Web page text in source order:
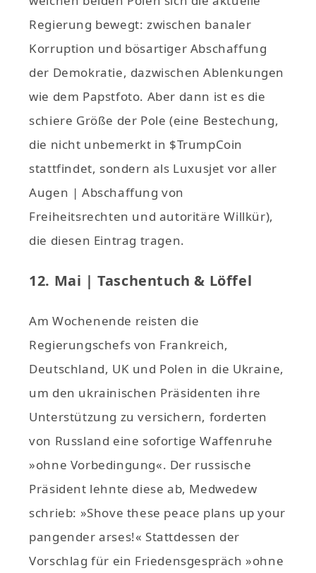
Regierung bewegt: zwischen banaler
Korruption und bösartiger Abschaffung
der Demokratie, dazwischen Ablenkungen
wie dem Papstfoto. Aber dann ist es die
schiere Größe der Pole (eine Bestechung,
die nicht unbemerkt in $TrumpCoin
stattfindet, sondern als Luxusjet vor aller
Augen | Abschaffung von
Freiheitsrechten und autoritäre Willkür),
die diesen Eintrag tragen.
12. Mai | Taschentuch & Löffel
Am Wochenende reisten die
Regierungschefs von Frankreich,
Deutschland, UK und Polen in die Ukraine,
um den ukrainischen Präsidenten ihre
Unterstützung zu versichern, forderten
von Russland eine sofortige Waffenruhe
»ohne Vorbedingung«. Der russische
Präsident lehnte diese ab, Medwedew
schrieb: »Shove these peace plans up your
pangender arses!« Stattdessen der
Vorschlag für ein Friedensgespräch »ohne